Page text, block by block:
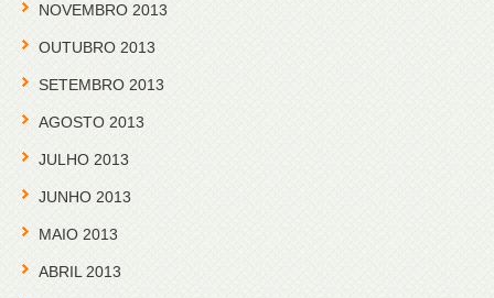
NOVEMBRO 2013
OUTUBRO 2013
SETEMBRO 2013
AGOSTO 2013
JULHO 2013
JUNHO 2013
MAIO 2013
ABRIL 2013